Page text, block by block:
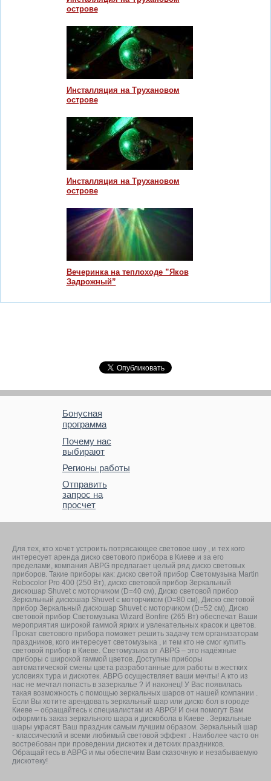
острове
Инсталляция на Трухановом
острове
Инсталляция на Трухановом
острове
Вечеринка на теплоходе ”Яков
Задрожный”
Бонусная
программа
Почему нас
выбирают
Регионы работы
Отправить
запрос на
просчет
Для тех, кто хочет устроить потрясающее световое шоу , и тех кого
интересует аренда диско светового прибора в Киеве и за его
пределами, компания ABPG предлагает целый ряд диско световых
приборов. Такие приборы как: диско светой прибор Светомузыка Martin
Robocolor Pro 400 (250 Вт), диско световой прибор Зеркальный
дискошар Shuvet c моторчиком (D=40 см), Диско световой прибор
Зеркальный дискошар Shuvet c моторчиком (D=80 см), Диско световой
прибор Зеркальный дискошар Shuvet c моторчиком (D=52 см), Диско
световой прибор Светомузыка Wizard Bonfire (265 Вт) обеспечат Ваши
мероприятия широкой гаммой ярких и увлекательных красок и цветов.
Прокат светового прибора поможет решить задачу тем организаторам
праздников, кого интересует светомузыка , и тем кто не смог купить
световой прибор в Киеве. Светомузыка от ABPG – это надёжные
приборы с широкой гаммой цветов. Доступны приборы
автоматической смены цвета разработанные для работы в жестких
условиях тура и дискотек. ABPG осуществляет ваши мечты! А кто из
нас не мечтал попасть в зазеркалье ? И наконец! У Вас появилась
такая возможность с помощью зеркальных шаров от нашей компании .
Если Вы хотите арендовать зеркальный шар или диско бол в городе
Киеве – обращайтесь к специалистам из ABPG! И они помогут Вам
оформить заказ зеркального шара и дискобола в Киеве . Зеркальные
шары украсят Ваш праздник самым лучшим образом. Зеркальный шар
- классический и всеми любимый световой эффект . Наиболее часто он
востребован при проведении дискотек и детских праздников.
Обращайтесь в ABPG и мы обеспечим Вам сказочную и незабываемую
дискотеку!